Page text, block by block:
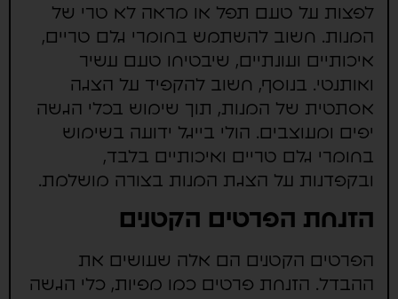
לפצות על טעם תפל או מראה לא טרי של
המנות. חשוב להשתמש בחומרי גלם טריים,
איכותיים ועונתיים, שיבטיחו טעם עשיר
ואותנטי. בנוסף, חשוב להקפיד על הצגה
אסתטית של המנות, תוך שימוש בכלי הגשה
יפים ומעוצבים. הולי בייגל ידועה בשימוש
בחומרי גלם טריים ואיכותיים בלבד,
ובקפדנות על הצגת המנות בצורה מושלמת.
הזנחת הפרטים הקטנים
הפרטים הקטנים הם אלה שעושים את
ההבדל. הזנחת פרטים כמו מפיות, כלי הגשה